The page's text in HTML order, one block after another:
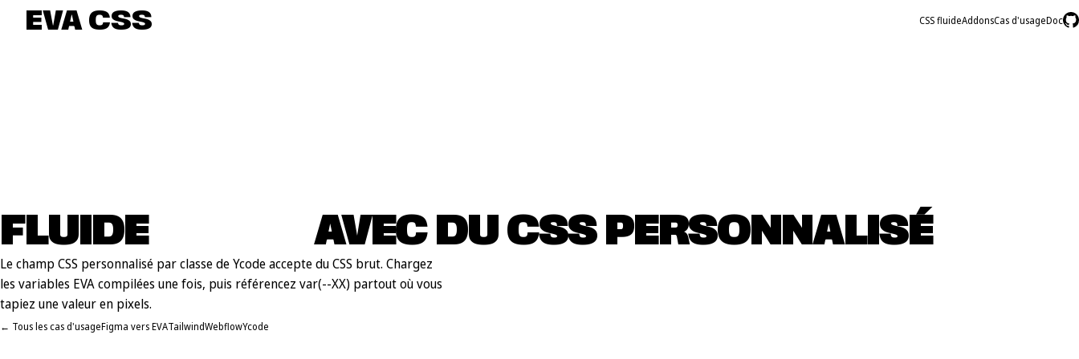
EVA CSS CSS fluideAddonsCas d'usageDoc
FLUIDE AVEC DU CSS PERSONNALISÉ
Le champ CSS personnalisé par classe de Ycode accepte du CSS brut. Chargez
les variables EVA compilées une fois, puis référencez var(--XX) partout où vous
tapiez une valeur en pixels.
← Tous les cas d'usageFigma vers EVATailwindWebflowYcode